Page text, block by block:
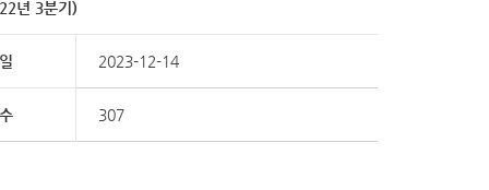
년 3분기)
2023-12-14
307